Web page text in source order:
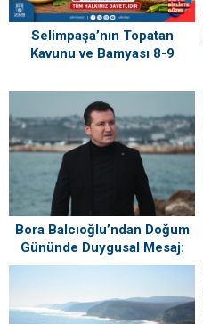
Selimpaşa’nın Topatan
Kavunu ve Bamyası 8-9
Buluşuyor
Bora Balcıoğlu’ndan Doğum
Gününde Duygusal Mesaj:
“Silivri’mi Çok Özlüyorum”